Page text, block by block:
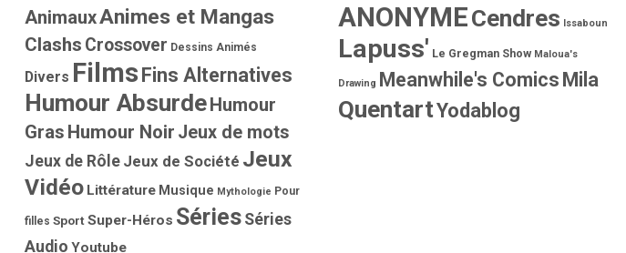
AnimauxAnimes et Mangas
Clashs Crossover Dessins Animés
Divers Films Fins Alternatives
Humour AbsurdeHumour
Gras Humour Noir Jeux de mots
Jeux de Rôle Jeux de Société Jeux
Vidéo Littérature Musique Mythologie Pour
filles Sport Super-Héros Séries Séries
Audio Youtube
ANONYMECendres Issaboun
Lapuss' Le Gregman Show Maloua's
Drawing Meanwhile's Comics Mila
QuentartYodablog